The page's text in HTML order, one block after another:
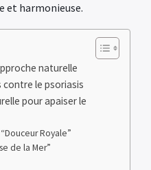
et harmonieuse.
naturelle
contre le psoriasis
pour apaiser le
Royale”
de la Mer”